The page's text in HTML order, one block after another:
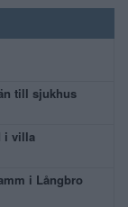
till sjukhus
i villa
i Långbro